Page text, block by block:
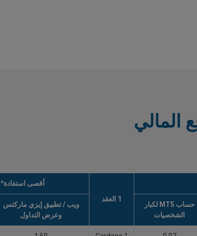
المالي
1 العقد
أقصى استفادة*
حساب MT5 لكبار
الشخصيات
ويب / تطبيق إيزي ماركتس
وعرض التداول